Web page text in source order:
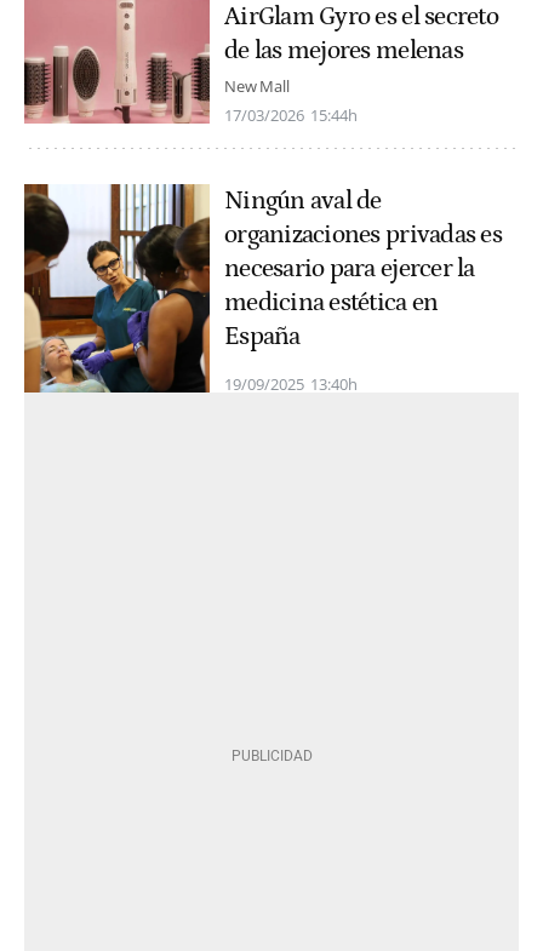
AirGlam Gyro es el secreto
de las mejores melenas
New Mall
17/03/2026 15:44h
Ningún aval de
organizaciones privadas es
necesario para ejercer la
medicina estética en
España
19/09/2025 13:40h